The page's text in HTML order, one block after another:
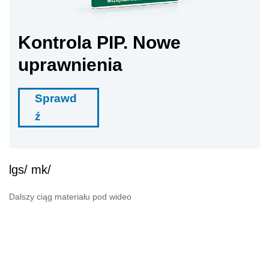
Kontrola PIP. Nowe
uprawnienia
Sprawd
ź
lgs/ mk/
Dalszy ciąg materiału pod wideo